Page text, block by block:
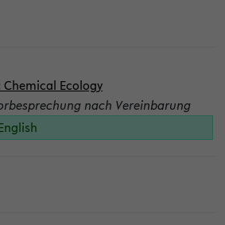
Chemical Ecology
nach Vereinbarung